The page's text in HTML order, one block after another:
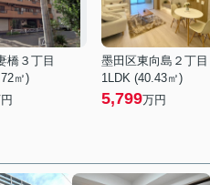
橋３丁目
㎡)
墨田区東向島２丁目
1LDK (40.43㎡)
5,799万円